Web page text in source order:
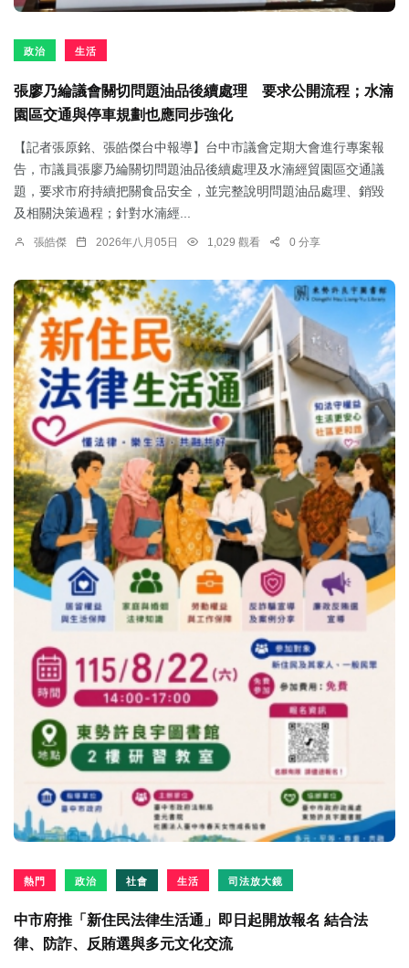
政治 生活
張廖乃綸議會關切問題油品後續處理 要求公開流程；水湳
園區交通與停車規劃也應同步強化
【記者張原銘、張皓傑台中報導】台中市議會定期大會進行專案報
告，市議員張廖乃綸關切問題油品後續處理及水湳經貿園區交通議
題，要求市府持續把關食品安全，並完整說明問題油品處理、銷毀
及相關決策過程；針對水湳經...
張皓傑 2026年八月05日 1,029 觀看 0 分享
熱門 政治 社會 生活 司法放大鏡
中市府推「新住民法律生活通」即日起開放報名 結合法
律、防詐、反賄選與多元文化交流